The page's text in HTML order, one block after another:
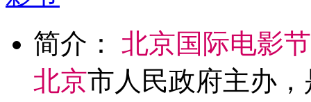
简介： 北京国 际电影节
北京市人民政府主办